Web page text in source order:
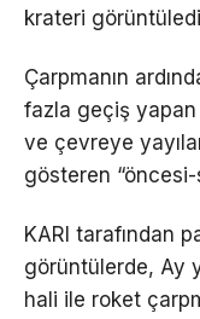
krateri
Çarpmanın
fazla geçiş yapan
ve çevreye
gösteren “öncesi-
KARI tarafından
görüntülerde, Ay
hali ile roket